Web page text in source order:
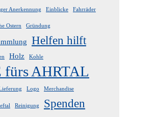
Anerkennung Einblicke Fahrräder
Ostern Gründung
Helfen hilft
Holz Kohle
AHRTAL
Logo Merchandise
Reinigung Spenden